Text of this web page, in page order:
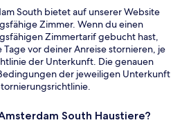
South bietet auf unserer Website
Zimmer. Wenn du einen
Zimmertarif gebucht hast,
Tage vor deiner Anreise stornieren, je
der Unterkunft. Die genauen
der jeweiligen Unterkunft
South Haustiere?